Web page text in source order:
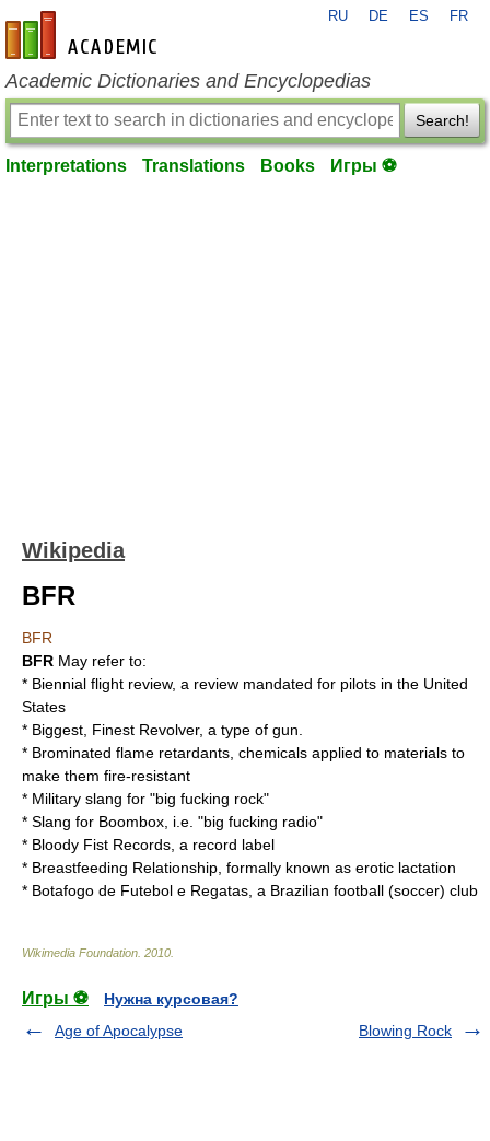
en-academic.com
RU DE ES FR
Academic Dictionaries and Encyclopedias
Search!
Interpretations Translations Books Игры ⚽
Wikipedia
BFR
BFR
BFR May refer to:
* Biennial flight review, a review mandated for pilots in the United
States
* Biggest, Finest Revolver, a type of gun.
* Brominated flame retardants, chemicals applied to materials to
make them fire-resistant
* Military slang for "big fucking rock"
* Slang for Boombox , i.e. "big fucking radio"
* Bloody Fist Records , a record label
* Breastfeeding Relationship, formally known as erotic lactation
* Botafogo de Futebol e Regatas , a Brazilian football (soccer) club
Wikimedia Foundation 2010
Игры ⚽
Нужна курсовая?
Age of Apocalypse
Blowing Rock